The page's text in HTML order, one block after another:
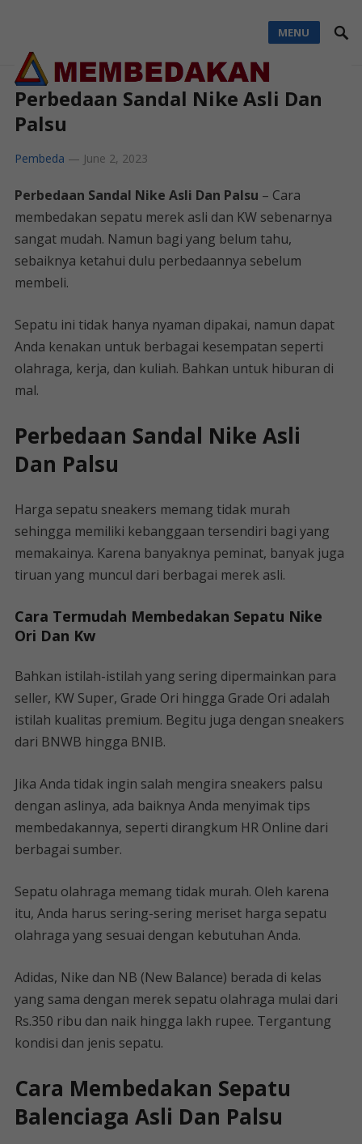
MENU
Perbedaan Sandal Nike Asli Dan
Palsu
Pembeda — June 2, 2023
Perbedaan Sandal Nike Asli Dan Palsu – Cara
membedakan sepatu merek asli dan KW sebenarnya
sangat mudah. Namun bagi yang belum tahu,
sebaiknya ketahui dulu perbedaannya sebelum
membeli.
Sepatu ini tidak hanya nyaman dipakai, namun dapat
Anda kenakan untuk berbagai kesempatan seperti
olahraga, kerja, dan kuliah. Bahkan untuk hiburan di
mal.
Perbedaan Sandal Nike Asli
Dan Palsu
Harga sepatu sneakers memang tidak murah
sehingga memiliki kebanggaan tersendiri bagi yang
memakainya. Karena banyaknya peminat, banyak juga
tiruan yang muncul dari berbagai merek asli.
Cara Termudah Membedakan Sepatu Nike
Ori Dan Kw
Bahkan istilah-istilah yang sering dipermainkan para
seller, KW Super, Grade Ori hingga Grade Ori adalah
istilah kualitas premium. Begitu juga dengan sneakers
dari BNWB hingga BNIB.
Jika Anda tidak ingin salah mengira sneakers palsu
dengan aslinya, ada baiknya Anda menyimak tips
membedakannya, seperti dirangkum HR Online dari
berbagai sumber.
Sepatu olahraga memang tidak murah. Oleh karena
itu, Anda harus sering-sering meriset harga sepatu
olahraga yang sesuai dengan kebutuhan Anda.
Adidas, Nike dan NB (New Balance) berada di kelas
yang sama dengan merek sepatu olahraga mulai dari
Rs.350 ribu dan naik hingga lakh rupee. Tergantung
kondisi dan jenis sepatu.
Cara Membedakan Sepatu
Balenciaga Asli Dan Palsu